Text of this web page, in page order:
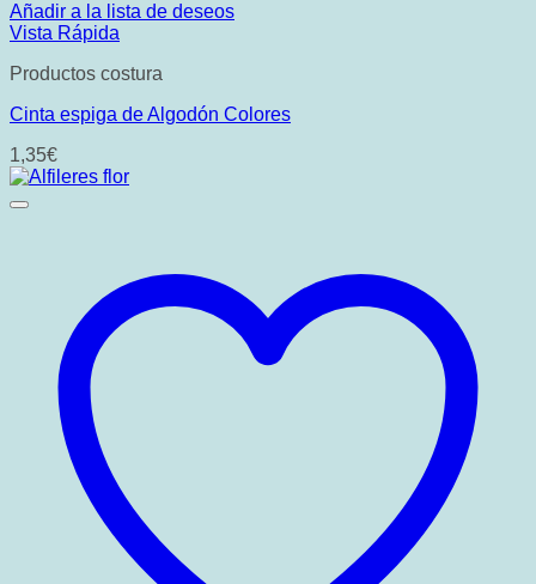
Añadir a la lista de deseos
Vista Rápida
Productos costura
Cinta espiga de Algodón Colores
1,35€